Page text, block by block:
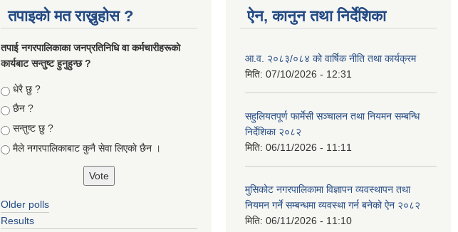
तपाइको मत राख्नुहोस ?
तपा‌ई नगरपालिकाका जनप्रतिनिधि वा कर्मचारीहरूकाे
कार्यबाट सन्तुष्ट हुनुहुन्छ ?
Choices
धेरै छु ?
छैन ?
सन्तुष्ट छु ?
मैले नगरपालिकाबाट कुनै सेवा लिएकाे छैन ।
Older polls
Results
ऐन, कानुन तथा निर्देशिका
आ.व. २०८३/०८४ को वार्षिक नीति तथा कार्यक्रम
मिति: 07/10/2026 - 12:31
सहुलियतपूर्ण फार्मेसी सञ्चालन तथा नियमन सम्बन्धि
निर्देशिका २०८२
मिति: 06/11/2026 - 11:11
मुसिकोट नगरपालिकामा विज्ञापन व्यवस्थापन तथा
नियमन गर्ने सम्बन्धमा व्यवस्था गर्न बनेको ऐन २०८२
मिति: 06/11/2026 - 11:10